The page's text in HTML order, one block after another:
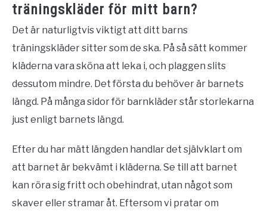
träningskläder för mitt barn?
Det är naturligtvis viktigt att ditt barns
träningskläder sitter som de ska. På så sätt kommer
kläderna vara sköna att leka i, och plaggen slits
dessutom mindre. Det första du behöver är barnets
längd. På många sidor för barnkläder står storlekarna
just enligt barnets längd.
Efter du har mätt längden handlar det självklart om
att barnet är bekvämt i kläderna. Se till att barnet
kan röra sig fritt och obehindrat, utan något som
skaver eller stramar åt. Eftersom vi pratar om